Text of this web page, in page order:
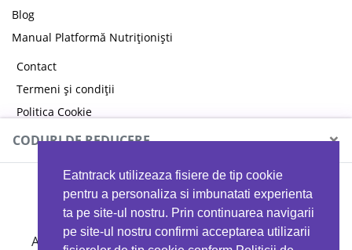
Eatntrack utilizeaza fisiere de tip cookie
pentru a personaliza si imbunatati experienta
ta pe site-ul nostru. Prin continuarea navigarii
pe site-ul nostru confirmi acceptarea utilizarii
Blog
Manual Platformă Nutriționiști
Contact
Termeni și condiții
Politica Cookie
Politica de confidențialitate
CODURI DE REDUCERE ×
MYPROTEIN
Ai 40%reducere la orice comandă folosind codul